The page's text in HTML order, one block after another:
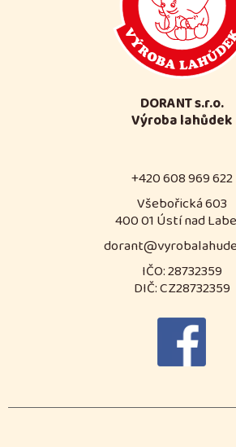
DORANT s.r.o.
Výroba lahůdek
+420 608 969 622
Všebořická 603
400 01 Ústí nad
IČO: 28732359
DIČ: CZ28732359